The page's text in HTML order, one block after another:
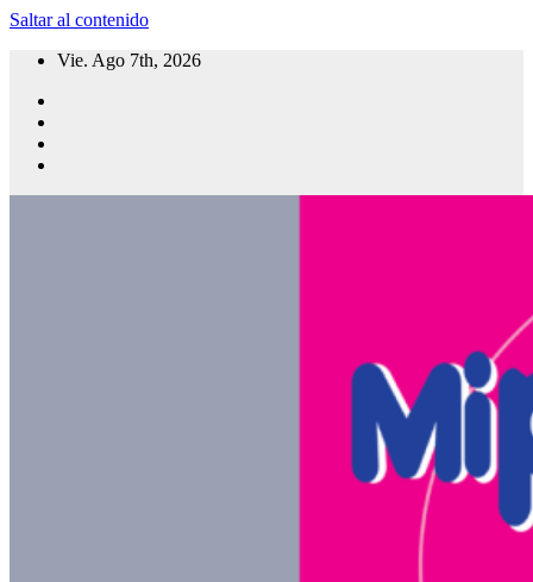
Saltar al contenido
Vie. Ago 7th, 2026